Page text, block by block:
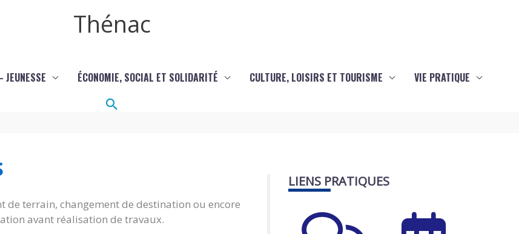
Thénac
JEUNESSE ÉCONOMIE, SOCIAL ET SOLIDARITÉ CULTURE, LOISIRS ET TOURISME VIE PRATIQUE
Rechercher
terrain, changement de destination ou encore
avant réalisation de travaux.
LIENS PRATIQUES